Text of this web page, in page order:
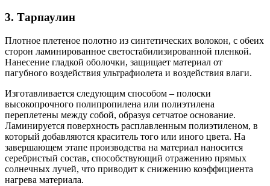
3. Тарпаулин
Плотное плетеное полотно из синтетических волокон, с обеих
сторон ламинированное светостабилизированной пленкой.
Нанесение гладкой оболочки, защищает материал от
пагубного воздействия ультрафиолета и воздействия влаги.
Изготавливается следующим способом – полоски
высокопрочного полипропилена или полиэтилена
переплетены между собой, образуя сетчатое основание.
Ламинируется поверхность расплавленным полиэтиленом, в
который добавляются краситель того или иного цвета. На
завершающем этапе производства на материал наносится
серебристый состав, способствующий отражению прямых
солнечных лучей, что приводит к снижению коэффициента
нагрева материала.